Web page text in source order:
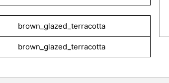
brown_glazed_terracotta
brown_glazed_terracotta